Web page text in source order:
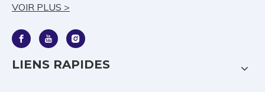
VOIR PLUS >
LIENS RAPIDES